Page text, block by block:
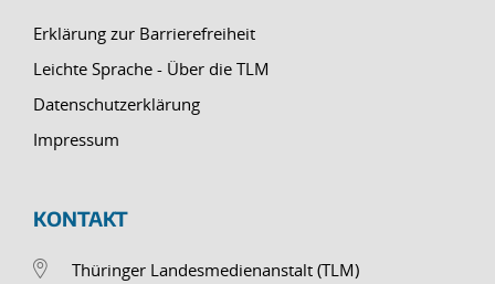
Erklärung zur Barrierefreiheit
Leichte Sprache - Über die TLM
Datenschutzerklärung
Impressum
KONTAKT
Thüringer Landesmedienanstalt (TLM)